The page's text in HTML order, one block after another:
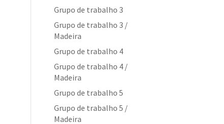
Grupo de trabalho 3
Grupo de trabalho 3 /
Madeira
Grupo de trabalho 4
Grupo de trabalho 4 /
Madeira
Grupo de trabalho 5
Grupo de trabalho 5 /
Madeira